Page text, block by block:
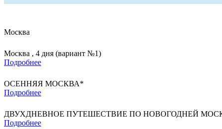
Москва
Москва , 4 дня (вариант №1)
Подробнее
ОСЕННЯЯ МОСКВА*
Подробнее
ДВУХДНЕВНОЕ ПУТЕШЕСТВИЕ ПО НОВОГОДНЕЙ
Подробнее